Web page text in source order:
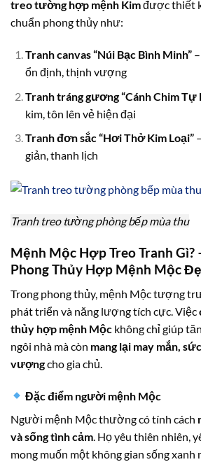
treo tường hợp mệnh Kimđược thiết
chuẩn phong thủy như:
Tranh canvas “Núi Bạc Bình Minh”–
ổn định, thịnh vượng
Tranh tráng gương “Cánh Chim Tự
kim, tôn lên vẻ hiện đại
Tranh đơn sắc “Hơi Thở Kim Loại”
giản, thanh lịch
Tranh treo tường phòng bếp mùa thu
Mệnh Mộc Hợp Treo Tranh Gì?
Phong Thủy Hợp Mệnh Mộc
Trong phong thủy, mệnh Mộc tượng
phát triển và năng lượng tích cực. Việc
thủy hợp mệnh Mộc không chỉ giúp
ngôi nhà mà còn mang lại may mắn,
vượngcho gia chủ.
Đặc điểm người mệnh Mộc
Người mệnh Mộc thường có tính cách
và sống tình cảm . Họ yêu thiên nhiên,
mong muốn một không gian sống xanh